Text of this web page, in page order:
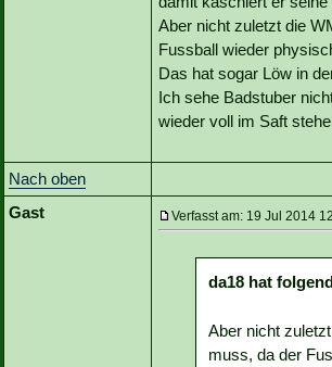
Aber nicht zuletzt die
Fussball wieder
Das hat sogar Löw in
Ich sehe Badstuber
wieder voll im Saft
Nach oben
Gast
Verfasst am: 19 Jul 2014
da18 hat
Aber nicht
muss, da der